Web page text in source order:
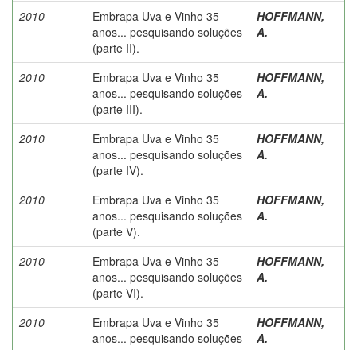
2010
Embrapa Uva e Vinho 35
anos... pesquisando soluções
(parte II).
HOFFMANN,
A.
2010
Embrapa Uva e Vinho 35
anos... pesquisando soluções
(parte III).
HOFFMANN,
A.
2010
Embrapa Uva e Vinho 35
anos... pesquisando soluções
(parte IV).
HOFFMANN,
A.
2010
Embrapa Uva e Vinho 35
anos... pesquisando soluções
(parte V).
HOFFMANN,
A.
2010
Embrapa Uva e Vinho 35
anos... pesquisando soluções
(parte VI).
HOFFMANN,
A.
2010
Embrapa Uva e Vinho 35
anos... pesquisando soluções
HOFFMANN,
A.